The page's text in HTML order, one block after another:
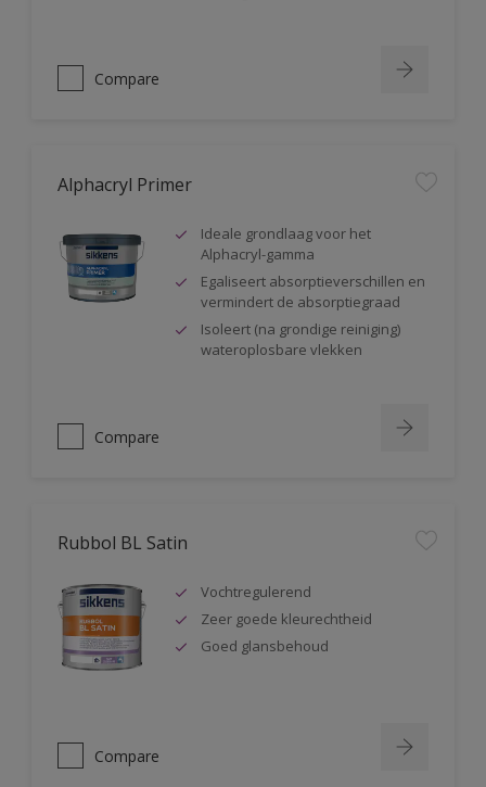
Compare
Alphacryl Primer
Ideale grondlaag voor het
Alphacryl-gamma
Egaliseert absorptieverschillen en
vermindert de absorptiegraad
Isoleert (na grondige reiniging)
wateroplosbare vlekken
Compare
Rubbol BL Satin
Vochtregulerend
Zeer goede kleurechtheid
Goed glansbehoud
Compare